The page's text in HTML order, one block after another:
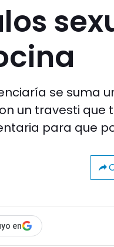
se suma
un travesti que
para que
en